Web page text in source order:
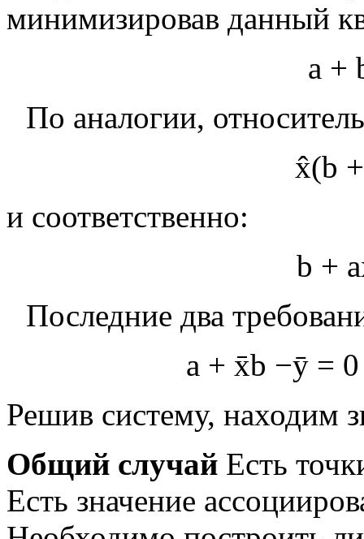
минимизировав данный
a +
По аналогии,
x(b +
и соответственно:
b + a
Последние два
a + xb −ȳ = 0
Решив систему, находим
Общий случай Есть
Есть значение